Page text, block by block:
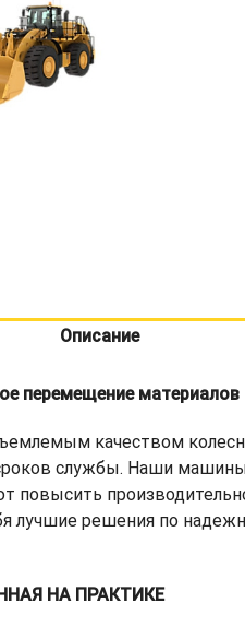
Описание
перемещение материалов
качеством
службы. Наши
повысить
лучшие решения по
НА ПРАКТИКЕ